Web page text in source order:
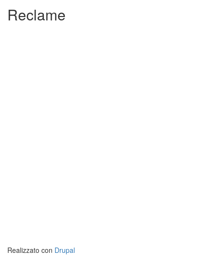
Reclame
Realizzato con Drupal